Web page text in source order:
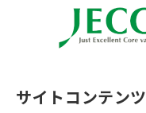
サイトコンテンツ